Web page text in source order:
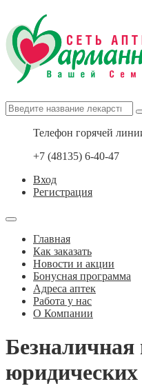
Телефон горячей
+7 (48135) 6-40-47
Вход
Регистрация
Главная
Как заказать
Новости и акции
Бонусная программа
Адреса аптек
Работа у нас
О Компании